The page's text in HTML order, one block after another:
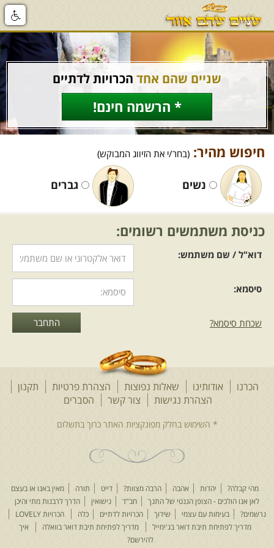
שניים שהם אחד הכרויות לדתיים
* הרשמה חינם!
חיפוש מהיר: (בחר/י את הזיווג המבוקש)
נשים גברים
כניסת משתמשים רשומים:
דוא"ל / שם משתמש:
סיסמא:
שכחת סיסמא?
הכרנו אודותינו שאלות נפוצות הצהרת פרטיות
תקנון
הצהרת נגישות
צור קשר הסברים
מהי קבלה? יהדות אהבה הרבה מצוות? דייט תורה
מאין באנו או בעצם
לאן אנו הולכים - הצופן הגנטי של התנך
חב"ד נישואין
הדרך לרבנות מתי והיכן
נרשמים?
בעימות עם עצמי שידוך הכרויות לדתיים כלה
הכרויות LOVELY
מדריך לפתיחת תיבת דואר בג'ימייל
מדריך לפתיחת תיבת דואר בוואלה
איך
להירשם?